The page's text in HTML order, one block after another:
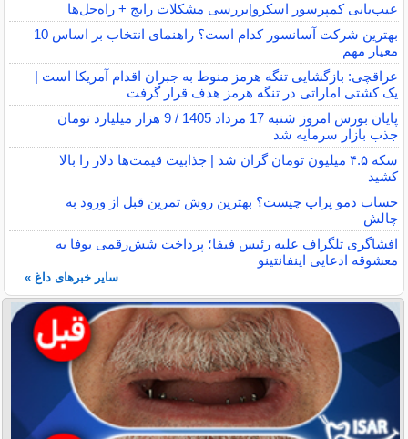
عیب‌یابی کمپرسور اسکرو|بررسی مشکلات رایج + راه‌حل‌ها
بهترین شرکت آسانسور کدام است؟ راهنمای انتخاب بر اساس 10
معیار مهم
عراقچی: بازگشایی تنگه هرمز منوط به جبران اقدام آمریکا است |
یک کشتی اماراتی در تنگه هرمز هدف قرار گرفت
پایان بورس امروز شنبه 17 مرداد 1405 / 9 هزار میلیارد تومان
جذب بازار سرمایه شد
سکه ۴.۵ میلیون تومان گران شد | جذابیت قیمت‌ها دلار را بالا
کشید
حساب دمو پراپ چیست؟ بهترین روش تمرین قبل از ورود به
چالش
افشاگری تلگراف علیه رئیس فیفا؛ پرداخت شش‌رقمی یوفا به
معشوقه ادعایی اینفانتینو
سایر خبرهای داغ »